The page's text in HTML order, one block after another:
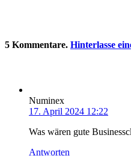
5 Kommentare. Hinterlasse
Numinex
17. April 2024 12:22
Was wären gute
Antworten